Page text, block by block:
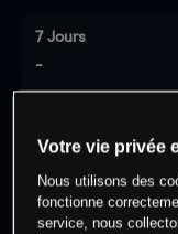
7 Jours
-
0 % des
cet actif
Votre vie privée
Nous utilisons des
fonctionne
service, nous